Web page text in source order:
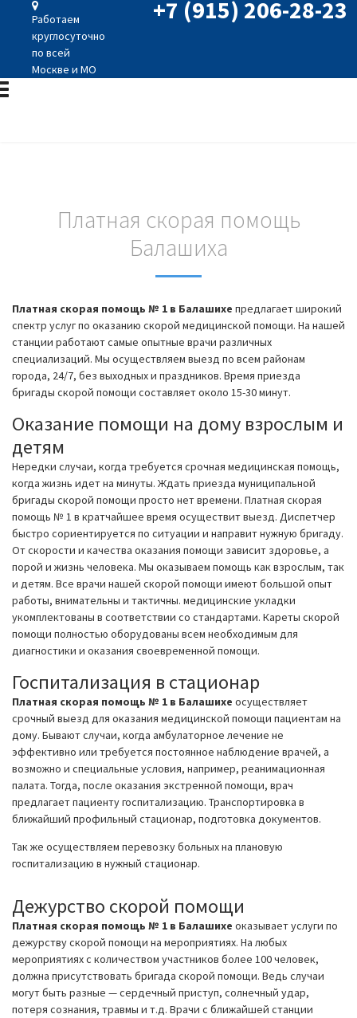
Работаем
круглосуточно
по всей
Москве и МО
+7 (915) 206-28-23
Платная скорая помощь
Балашиха
Платная скорая помощь № 1 в Балашихе предлагает широкий
спектр услуг по оказанию скорой медицинской помощи. На нашей
станции работают самые опытные врачи различных
специализаций. Мы осуществляем выезд по всем районам
города, 24/7, без выходных и праздников. Время приезда
бригады скорой помощи составляет около 15-30 минут.
Оказание помощи на дому взрослым и
детям
Нередки случаи, когда требуется срочная медицинская помощь,
когда жизнь идет на минуты. Ждать приезда муниципальной
бригады скорой помощи просто нет времени. Платная скорая
помощь № 1 в кратчайшее время осуществит выезд. Диспетчер
быстро сориентируется по ситуации и направит нужную бригаду.
От скорости и качества оказания помощи зависит здоровье, а
порой и жизнь человека. Мы оказываем помощь как взрослым, так
и детям. Все врачи нашей скорой помощи имеют большой опыт
работы, внимательны и тактичны. медицинские укладки
укомплектованы в соответствии со стандартами. Кареты скорой
помощи полностью оборудованы всем необходимым для
диагностики и оказания своевременной помощи.
Госпитализация в стационар
Платная скорая помощь № 1 в Балашихе осуществляет
срочный выезд для оказания медицинской помощи пациентам на
дому. Бывают случаи, когда амбулаторное лечение не
эффективно или требуется постоянное наблюдение врачей, а
возможно и специальные условия, например, реанимационная
палата. Тогда, после оказания экстренной помощи, врач
предлагает пациенту госпитализацию. Транспортировка в
ближайший профильный стационар, подготовка документов.
Так же осуществляем перевозку больных на плановую
госпитализацию в нужный стационар.
Дежурство скорой помощи
Платная скорая помощь № 1 в Балашихе оказывает услуги по
дежурству скорой помощи на мероприятиях. На любых
мероприятиях с количеством участников более 100 человек,
должна присутствовать бригада скорой помощи. Ведь случаи
могут быть разные — сердечный приступ, солнечный удар,
потеря сознания, травмы и т.д. Врачи с ближайшей станции